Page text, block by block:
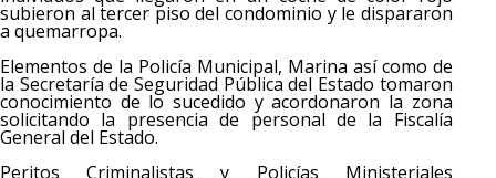
subieron al tercer piso del condominio y le dispararon
a quemarropa.
Elementos de la Policía Municipal, Marina así como de
la Secretaría de Seguridad Pública del Estado tomaron
conocimiento de lo sucedido y acordonaron la zona
solicitando la presencia de personal de la Fiscalía
General del Estado.
Peritos Criminalistas y Policías Ministeriales